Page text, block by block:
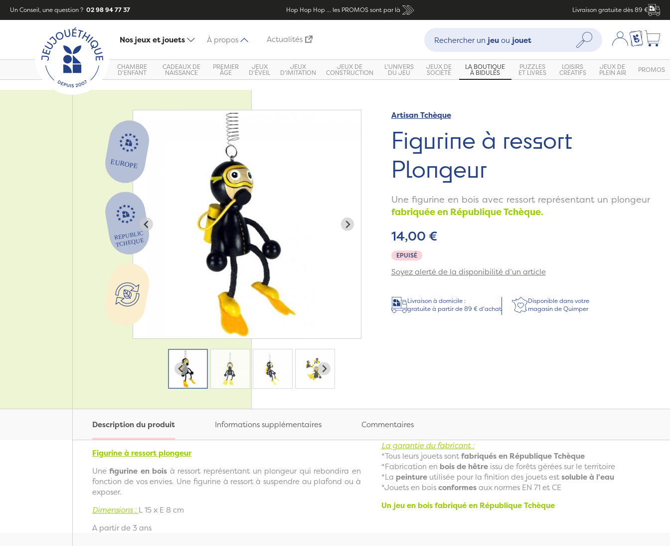
Un Conseil, une question ? 02 98 94 77 37 Hop Hop Hop ... les PROMOS sont par là Livraison gratuite dès 89 €
Nos jeux et jouets À propos Actualités
Recherche :
Rechercher un jeuou jouet Rechercher Mon compte
Ma liste
CHAMBRE
D'ENFANT
CADEAUX DE
NAISSANCE
PREMIER
ÂGE
JEUX
D'ÉVEIL
JEUX
D'IMITATION
JEUX DE
CONSTRUCTION
L'UNIVERS
DU JEU
JEUX DE
SOCIÉTÉ
LA BOUTIQUE
À BIDULES
PUZZLES
ET LIVRES
LOISIRS
CRÉATIFS
JEUX DE
PLEIN AIR PROMOS
ZoomArtisan Tchèque
Figurine à ressort
Plongeur
Une figurine en bois avec ressort représentant un plongeur
fabriquée en République Tchèque.
EPUISÉ
14,00 €
Soyez alerté de la disponibilité d’un article
Livraison à domicile :
gratuite à partir de 89 € d'achat
Disponible dans votre
magasin de Quimper
Description du produit Informations supplémentaires Commentaires
Figurine à ressort plongeur
Une figurine en bois à ressort représentant un plongeur qui rebondira en
fonction de vos envies. Une figurine à ressort à suspendre au plafond ou à
exposer.
Dimensions : L 15 x E 8 cm
A partir de 3 ans
La garantie du fabricant :
*Tous leurs jouets sontfabriqués en République Tchèque
*Fabrication en bois de hêtreissu de forêts gérées sur le territoire
*La peintureutilisée pour la finition des jouets estsoluble à l'eau
*Jouets en boisconformesaux normes EN 71 et CE
Un jeu en bois fabriqué en République Tchèque